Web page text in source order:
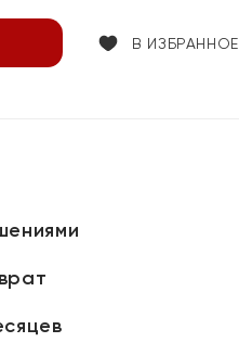
В ИЗБРАННОЕ